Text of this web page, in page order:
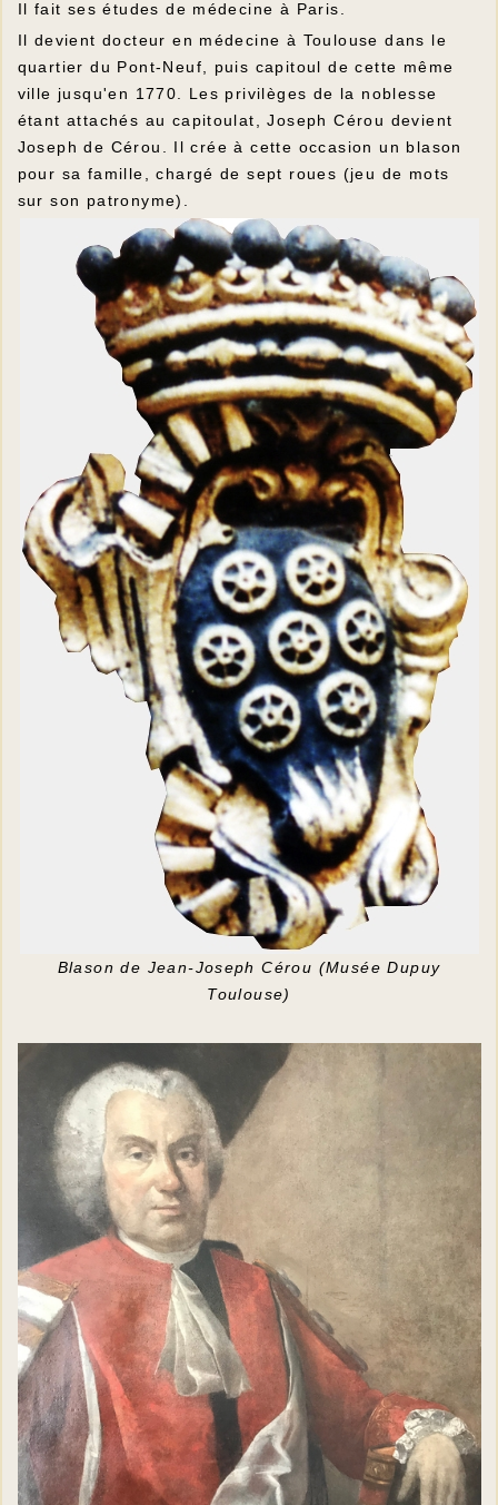
Il fait ses études de médecine à Paris.
Il devient docteur en médecine à Toulouse dans le
quartier du Pont-Neuf, puis capitoul de cette même
ville jusqu'en 1770. Les privilèges de la noblesse
étant attachés au capitoulat, Joseph Cérou devient
Joseph de Cérou. Il crée à cette occasion un blason
pour sa famille, chargé de sept roues (jeu de mots
sur son patronyme).
Blason de Jean-Joseph Cérou (Musée Dupuy
Toulouse)